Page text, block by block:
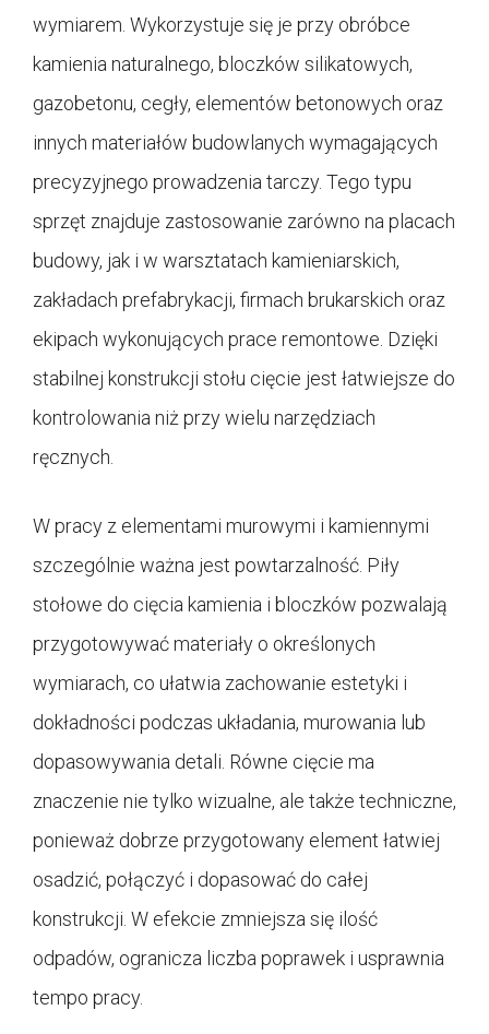
wymiarem. Wykorzystuje się je przy obróbce
kamienia naturalnego, bloczków silikatowych,
gazobetonu, cegły, elementów betonowych oraz
innych materiałów budowlanych wymagających
precyzyjnego prowadzenia tarczy. Tego typu
sprzęt znajduje zastosowanie zarówno na placach
budowy, jak i w warsztatach kamieniarskich,
zakładach prefabrykacji, firmach brukarskich oraz
ekipach wykonujących prace remontowe. Dzięki
stabilnej konstrukcji stołu cięcie jest łatwiejsze do
kontrolowania niż przy wielu narzędziach
ręcznych.
W pracy z elementami murowymi i kamiennymi
szczególnie ważna jest powtarzalność. Piły
stołowe do cięcia kamienia i bloczków pozwalają
przygotowywać materiały o określonych
wymiarach, co ułatwia zachowanie estetyki i
dokładności podczas układania, murowania lub
dopasowywania detali. Równe cięcie ma
znaczenie nie tylko wizualne, ale także techniczne,
ponieważ dobrze przygotowany element łatwiej
osadzić, połączyć i dopasować do całej
konstrukcji. W efekcie zmniejsza się ilość
odpadów, ogranicza liczba poprawek i usprawnia
tempo pracy.